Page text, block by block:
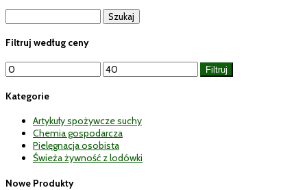
Filtruj według ceny
Cena
min
Cena
max
Filtruj
Kategorie
Artykuły spożywcze suchy
Chemia gospodarcza
Pielęgnacja osobista
Świeża żywność z lodówki
Nowe Produkty